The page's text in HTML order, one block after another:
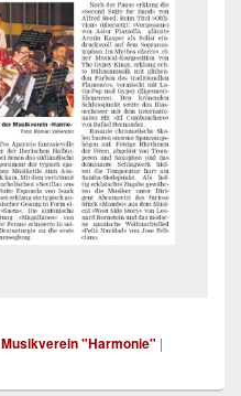
Musikverein "Harmonie" |